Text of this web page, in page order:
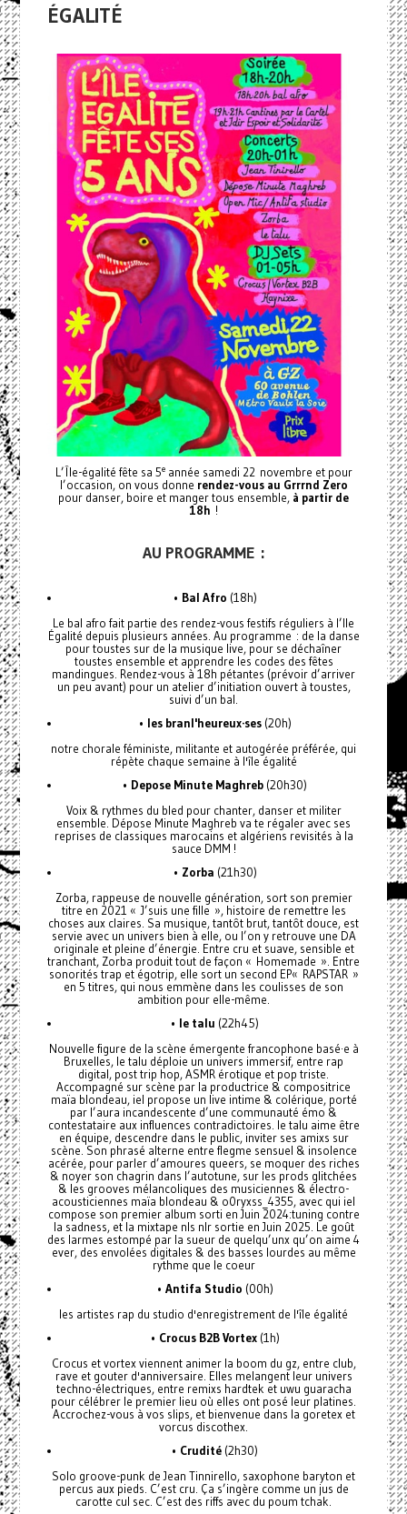
ÉGALITÉ
L’Île-égalité fête sa 5eannée samedi 22 novembre et pour
l’occasion, on vous donne rendez-vous au Grrrnd Zero
pour danser, boire et manger tous ensemble, à partir de
18h !
AU PROGRAMME :
• Bal Afro (18h)
Le bal afro fait partie des rendez-vous festifs réguliers à l’Ile
Égalité depuis plusieurs années. Au programme : de la danse
pour toustes sur de la musique live, pour se déchaîner
toustes ensemble et apprendre les codes des fêtes
mandingues. Rendez-vous à 18h pétantes (prévoir d’arriver
un peu avant) pour un atelier d’initiation ouvert à toustes,
suivi d’un bal.
• les branl'heureux·ses(20h)
notre chorale féministe, militante et autogérée préférée, qui
répète chaque semaine à l'île égalité
• Depose Minute Maghreb (20h30)
Voix & rythmes du bled pour chanter, danser et militer
ensemble. Dépose Minute Maghreb va te régaler avec ses
reprises de classiques marocains et algériens revisités à la
sauce DMM !
• Zorba (21h30)
Zorba, rappeuse de nouvelle génération, sort son premier
titre en 2021 « J’suis une fille », histoire de remettre les
choses aux claires. Sa musique, tantôt brut, tantôt douce, est
servie avec un univers bien à elle, ou l’on y retrouve une DA
originale et pleine d’énergie. Entre cru et suave, sensible et
tranchant, Zorba produit tout de façon « Homemade ». Entre
sonorités trap et égotrip, elle sort un second EP« RAPSTAR »
en 5 titres, qui nous emmène dans les coulisses de son
ambition pour elle-même.
• le talu (22h45)
Nouvelle figure de la scène émergente francophone basé·e à
Bruxelles, le talu déploie un univers immersif, entre rap
digital, post trip hop, ASMR érotique et pop triste.
Accompagné sur scène par la productrice & compositrice
maïa blondeau, iel propose un live intime & colérique, porté
par l’aura incandescente d’une communauté émo &
contestataire aux influences contradictoires. le talu aime être
en équipe, descendre dans le public, inviter ses amixs sur
scène. Son phrasé alterne entre flegme sensuel & insolence
acérée, pour parler d’amoures queers, se moquer des riches
& noyer son chagrin dans l’autotune, sur les prods glitchées
& les grooves mélancoliques des musiciennes & électro-
acousticiennes maïa blondeau & o0ryxss_4355, avec qui iel
compose son premier album sorti en Juin 2024:tuning contre
la sadness, et la mixtape nls nlr sortie en Juin 2025. Le goût
des larmes estompé par la sueur de quelqu’unx qu’on aime 4
ever, des envolées digitales & des basses lourdes au même
rythme que le coeur
• Antifa Studio (00h)
les artistes rap du studio d'enregistrement de l'île égalité
• Crocus B2B Vortex(1h)
Crocus et vortex viennent animer la boom du gz, entre club,
rave et gouter d'anniversaire. Elles melangent leur univers
techno-électriques, entre remixs hardtek et uwu guaracha
pour célébrer le premier lieu où elles ont posé leur platines.
Accrochez-vous à vos slips, et bienvenue dans la goretex et
vorcus discothex.
• Crudité (2h30)
Solo groove-punk de Jean Tinnirello, saxophone baryton et
percus aux pieds. C’est cru. Ça s’ingère comme un jus de
carotte cul sec. C’est des riffs avec du poum tchak.